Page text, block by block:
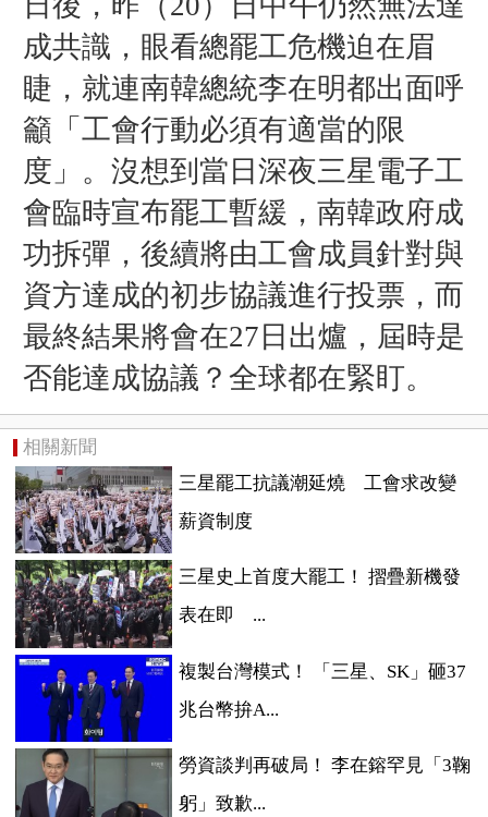
成共識，眼看總罷工危機迫在眉
睫，就連南韓總統李在明都出面呼
籲「工會行動必須有適當的限
度」。沒想到當日深夜三星電子工
會臨時宣布罷工暫緩，南韓政府成
功拆彈，後續將由工會成員針對與
資方達成的初步協議進行投票，而
最終結果將會在27日出爐，屆時是
否能達成協議？全球都在緊盯。
相關新聞
三星罷工抗議潮延燒 工會求改變
薪資制度
三星史上首度大罷工！ 摺疊新機發
表在即 ...
複製台灣模式！ 「三星、SK」砸37
兆台幣拚A...
勞資談判再破局！ 李在鎔罕見「3鞠
躬」致歉...